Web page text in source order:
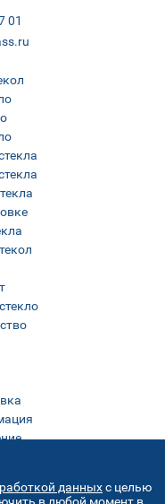
01
данныхс целью